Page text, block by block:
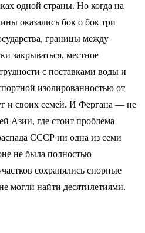
одной страны. Но когда на
оказались бок о бок три
границы между
закрываться, местное
с поставками воды и
изолированностью от
и своих семей. И Фергана — не
Азии, где стоит проблема
СССР ни одна из семи
не была полностью
сохранялись спорные
могли найти десятилетиями.